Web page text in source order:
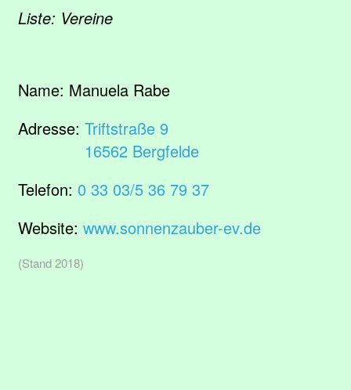
Liste: Vereine
Name: Manuela Rabe
Adresse: Triftstraße 9
16562 Bergfelde
Telefon: 0 33 03/5 36 79 37
Website: www.sonnenzauber-ev.de
(Stand 2018)